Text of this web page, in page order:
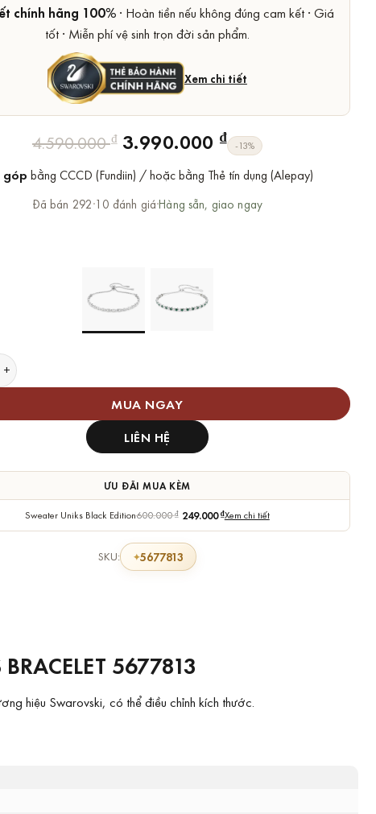
chính hãng 100%· Hoàn tiền nếu không đúng cam kết · Giá
tốt · Miễn phí vệ sinh trọn đời sản phẩm.
Xem chi tiết
4.590.000₫ Giá
là:
4.590.000 ₫.
3.990.000 ₫
Giá
tại
là:
3.990.000 ₫.
-13%
góp bằng CCCD (Fundiin) / hoặc bằng Thẻ tín dụng (Alepay)
Đã bán 292·10 đánh giá·Hàng sẵn, giao ngay
Chính Hãng Matrix Tennis Bracelet số lượng
MUA NGAY
LIÊN HỆ
ƯU ĐÃI MUA KÈM
Sweater Uniks Black Edition600.000₫ 249.000₫Xem chi tiết
SKU: 5677813
5677813
hiệu Swarovski, có thể điều chỉnh kích thước.